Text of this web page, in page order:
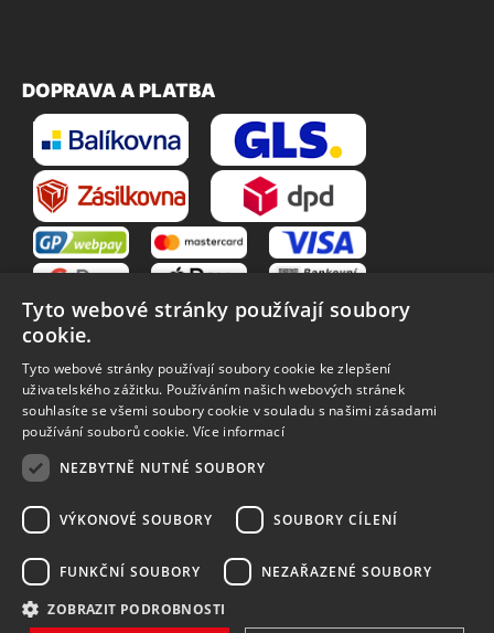
DOPRAVA A PLATBA
VŠE O NÁKUPU
O nás
Obchodní podmínky
Reklamační řád
Vrácení zboží
Zpracování osobních údajů
Způsoby dopravy
Tyto webové stránky používají soubory
cookie.
Tyto webové stránky používají soubory cookie ke zlepšení
uživatelského zážitku. Používáním našich webových stránek
souhlasíte se všemi soubory cookie v souladu s našimi zásadami
používání souborů cookie. Více informací
NEZBYTNĚ NUTNÉ SOUBORY
VÝKONOVÉ SOUBORY SOUBORY CÍLENÍ
FUNKČNÍ SOUBORY NEZAŘAZENÉ SOUBORY
ZOBRAZIT PODROBNOSTI